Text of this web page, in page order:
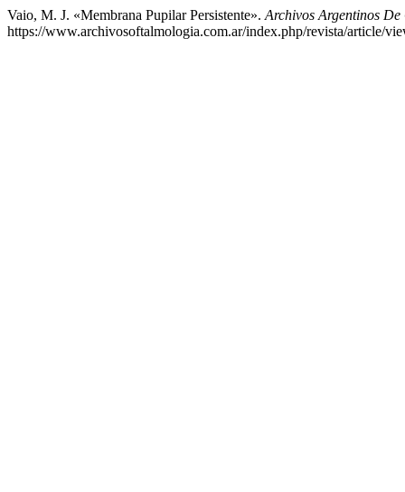
Vaio, M. J. «Membrana Pupilar Persistente». Archivos Argentinos
https://www.archivosoftalmologia.com.ar/index.php/revista/article/